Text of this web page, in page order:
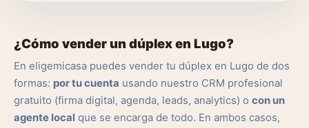
¿Cómo vender un dúplex en Lugo?
En eligemicasa puedes vender tu dúplex en Lugo de dos
formas: por tu cuenta usando nuestro CRM profesional
gratuito (firma digital, agenda, leads, analytics) o con un
agente local que se encarga de todo. En ambos casos,